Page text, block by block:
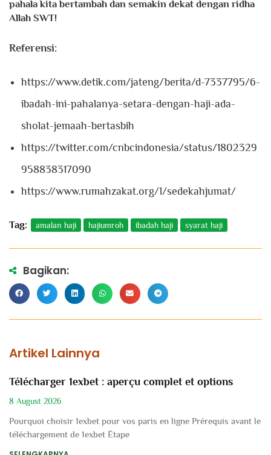
pahala kita bertambah dan semakin dekat dengan ridha
Allah SWT!
Referensi:
https://www.detik.com/jateng/berita/d-7337795/6-
ibadah-ini-pahalanya-setara-dengan-haji-ada-
sholat-jemaah-bertasbih
https://twitter.com/cnbcindonesia/status/1802329
958838317090
https://www.rumahzakat.org/l/sedekahjumat/
Tag: amalan haji hajiumroh ibadah haji syarat haji
Bagikan:
Artikel Lainnya
Télécharger 1exbet : aperçu complet et options
8 August 2026
Pourquoi choisir 1exbet pour vos paris en ligne Prérequis avant le
téléchargement de 1exbet Étape